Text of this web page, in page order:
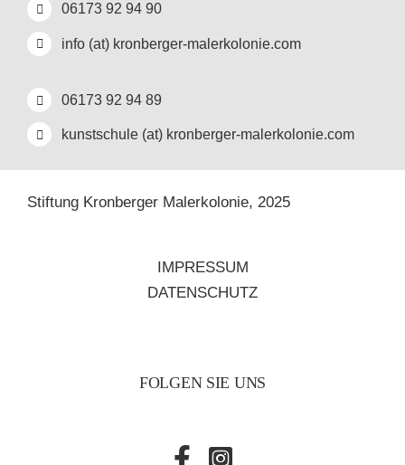
06173 92 94 90
info (at) kronberger-malerkolonie.com
06173 92 94 89
kunstschule (at) kronberger-malerkolonie.com
Stiftung Kronberger Malerkolonie, 2025
IMPRESSUM
DATENSCHUTZ
FOLGEN SIE UNS